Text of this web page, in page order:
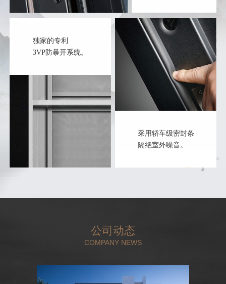
独家的专利
3VP防暴开系统。
采用轿车级密封条
隔绝室外噪音。
公司动态
COMPANY NEWS